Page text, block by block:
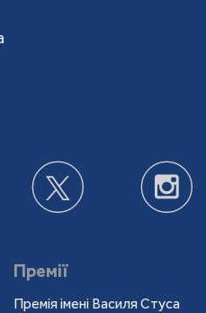
Премії
Премія імені Василя Стуса